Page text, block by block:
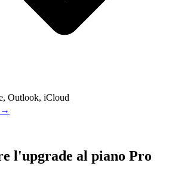
Outlook, iCloud
→
l'upgrade al piano Pro